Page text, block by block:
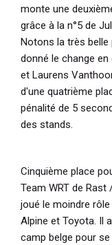
monte une
grâce à la n°5 de
Notons la très
donné le change en
et Laurens
d'une quatrième
pénalité de 5
des stands.
Cinquième place
Team WRT de
joué le moindre
Alpine et Toyota. Il
camp belge pour